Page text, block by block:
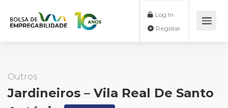
Log In
Outros
Jardineiros – Vila Real De Santo